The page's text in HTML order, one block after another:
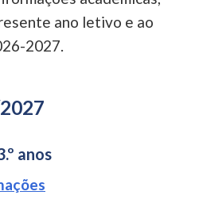
ano letivo e ao
2027.
anos